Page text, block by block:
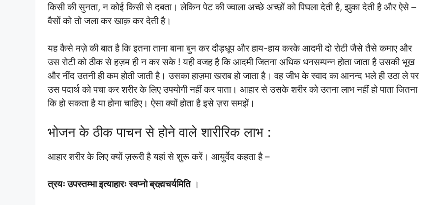
किसी की सुनता, न कोई किसी से दबता। लेकिन पेट की ज्वाला अच्छे अच्छों को पिघला देती है, झुका देती है और ऐसे –
वैसों को तो जला कर खाक़ कर देती है।
यह कैसे मज़े की बात है कि इतना ताना बाना बुन कर दौड़धूप और हाय-हाय करके आदमी दो रोटी जैसे तैसे कमाए और
उस रोटी को ठीक से हज़म ही न कर सके ! यही वजह है कि आदमी जितना अधिक धनसम्पन्न होता जाता है उसकी भूख
और नींद उतनी ही कम होती जाती है। उसका हाज़मा खराब हो जाता है। वह जीभ के स्वाद का आनन्द भले ही उठा ले पर
उस पदार्थ को पचा कर शरीर के लिए उपयोगी नहीं कर पाता। आहार से उसके शरीर को उतना लाभ नहीं हो पाता जितना
कि हो सकता है या होना चाहिए। ऐसा क्यों होता है इसे ज़रा समझें।
भोजन के ठीक पाचन से होने वाले शारीरिक लाभ :
आहार शरीर के लिए क्यों ज़रूरी है यहां से शुरू करें। आयुर्वेद कहता है –
त्रयः उपस्तम्भा इत्याहारः स्वप्नो ब्रह्मचर्यमिति।